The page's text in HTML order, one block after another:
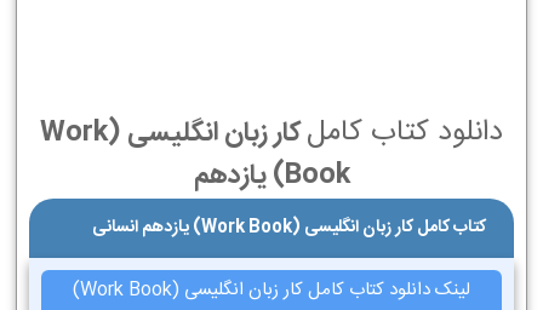
دانلود کتاب کامل
کار زبان انگلیسی (Work
Book) یازدهم
کتاب کامل کار زبان انگلیسی (Work Book) یازدهم انسانی
لینک دانلود کتاب کامل کار زبان انگلیسی (Work Book)